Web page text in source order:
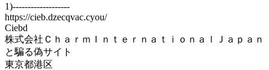
1)-------------------
https://cieb.dzecqvac.cyou/
Ciebd
株式会社ＣｈａｒｍＩｎｔｅｒｎａｔｉｏｎａｌＪａｐａｎ
と騙る偽サイト
東京都港区